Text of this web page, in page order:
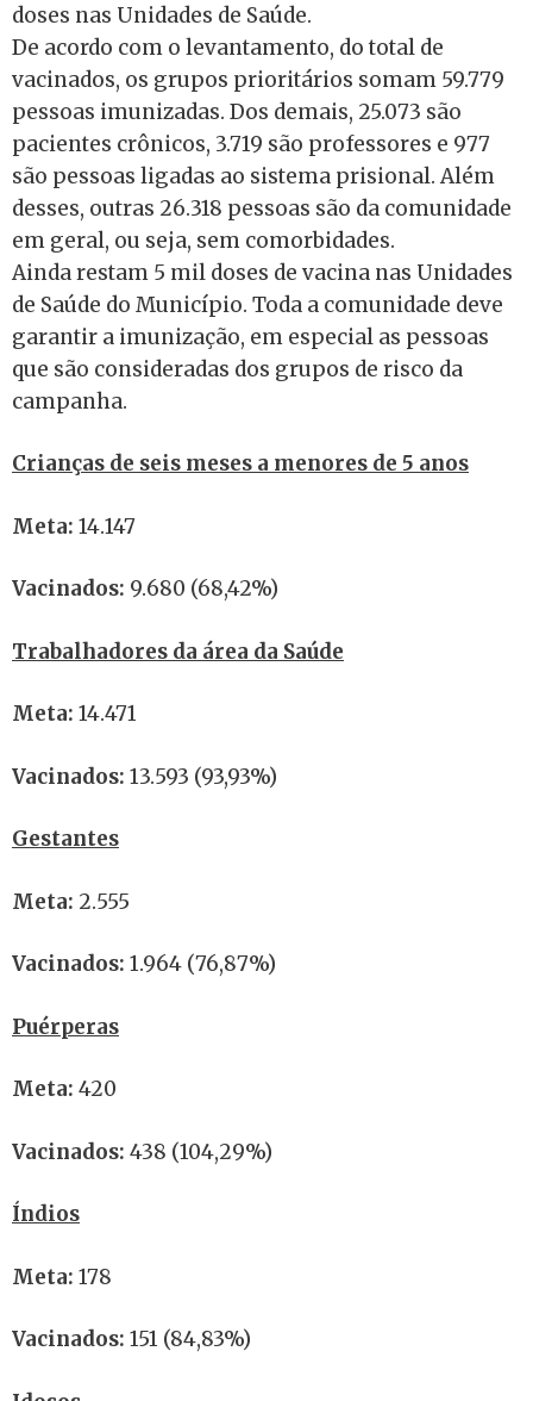
doses nas Unidades de Saúde.
De acordo com o levantamento, do total de
vacinados, os grupos prioritários somam 59.779
pessoas imunizadas. Dos demais, 25.073 são
pacientes crônicos, 3.719 são professores e 977
são pessoas ligadas ao sistema prisional. Além
desses, outras 26.318 pessoas são da comunidade
em geral, ou seja, sem comorbidades.
Ainda restam 5 mil doses de vacina nas Unidades
de Saúde do Município. Toda a comunidade deve
garantir a imunização, em especial as pessoas
que são consideradas dos grupos de risco da
campanha.
Crianças de seis meses a menores de 5 anos
Meta: 14.147
Vacinados: 9.680 (68,42%)
Trabalhadores da área da Saúde
Meta: 14.471
Vacinados: 13.593 (93,93%)
Gestantes
Meta: 2.555
Vacinados: 1.964 (76,87%)
Puérperas
Meta: 420
Vacinados: 438 (104,29%)
Índios
Meta: 178
Vacinados: 151 (84,83%)